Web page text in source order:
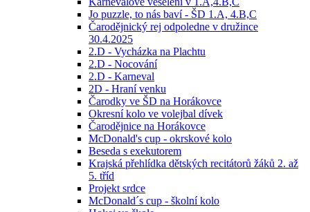
Jo puzzle, to nás baví - ŠD 1.A, 4.B,C
Čarodějnický rej odpoledne v družince
30.4.2025
2.D - Vycházka na Plachtu
2.D - Nocování
2.D - Karneval
2D - Hraní venku
Čarodky ve ŠD na Horákovce
Okresní kolo ve volejbal dívek
Čarodějnice na Horákovce
McDonald's cup - okrskové kolo
Beseda s exekutorem
Krajská přehlídka dětských recitátorů žáků 2. až
5. tříd
Projekt srdce
McDonald´s cup - školní kolo